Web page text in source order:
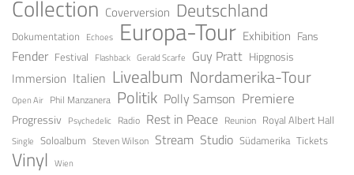
Collection Coverversion Deutschland
Dokumentation Echoes Europa-Tour Exhibition Fans
Fender Festival Flashback Gerald Scarfe Guy Pratt Hipgnosis
Immersion Italien Livealbum Nordamerika-Tour
Open Air Phil Manzanera Politik Polly Samson Premiere
Progressiv Psychedelic Radio Rest in Peace Reunion Royal Albert Hall
Single Soloalbum Steven Wilson Stream Studio Südamerika Tickets
Vinyl Wien